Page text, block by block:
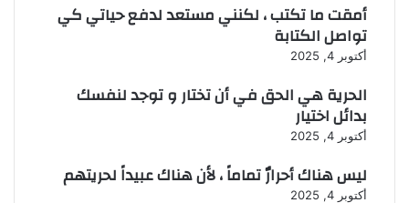
أمقت ما تكتب ، لكنني مستعد لدفع حياتي كي
تواصل الكتابة
أكتوبر 4, 2025
الحرية هي الحق في أن تختار و توجد لنفسك
بدائل اختيار
أكتوبر 4, 2025
ليس هناك أحرارٌ تماماً ، لأن هناك عبيداً لحريتهم
أكتوبر 4, 2025